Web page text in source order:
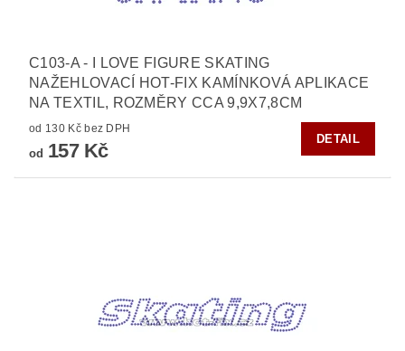
C103-A - I LOVE FIGURE SKATING
NAŽEHLOVACÍ HOT-FIX KAMÍNKOVÁ APLIKACE
NA TEXTIL, ROZMĚRY CCA 9,9X7,8CM
od 130 Kč bez DPH
od 157 Kč
DETAIL